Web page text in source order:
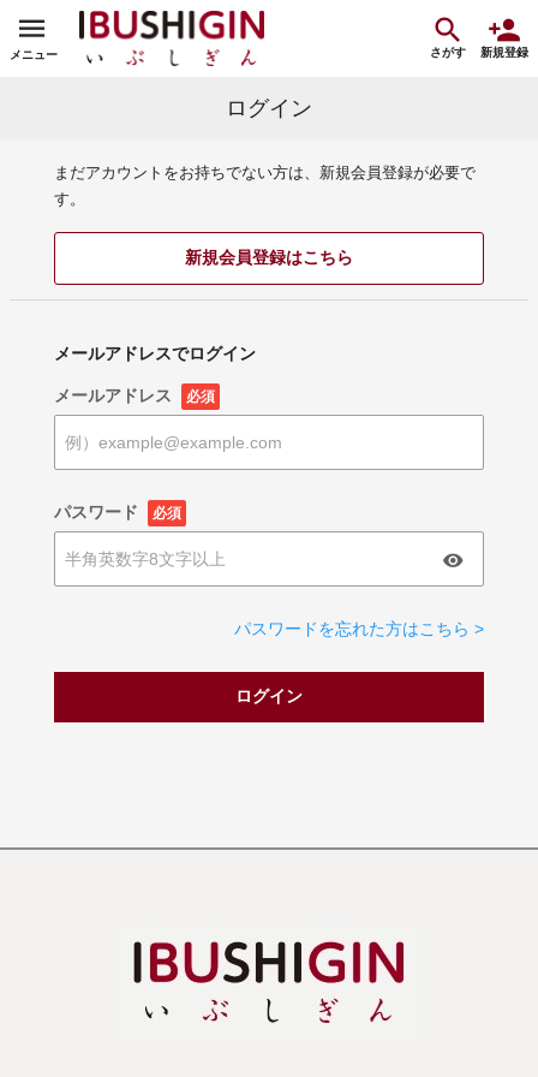
メニュー さがす 新規登録
ログイン
まだアカウントをお持ちでない方は、新規会員登録が必要で
す。
新規会員登録はこちら
メールアドレスでログイン
メールアドレス 必須
パスワード 必須
パスワードを忘れた方はこちら >
ログイン